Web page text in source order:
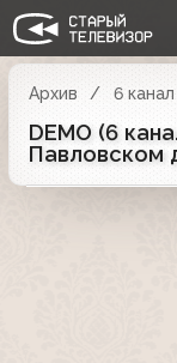
Архив 6 канал
DEMO (6
Павловском